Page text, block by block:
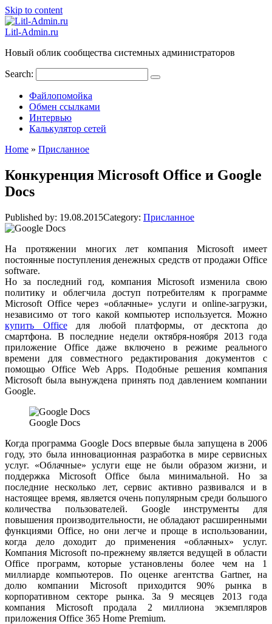
Skip to content
Litl-Admin.ru
Новый облик сообщества системных администраторов
Search:
Файлопомойка
Обмен ссылками
Интервью
Калькулятор сетей
Home » Присланное
Конкуренция Microsoft Office и Google
Docs
Published by: 19.08.2015Category: Присланное
На протяжении многих лет компания Microsoft имеет
постоянные поступления денежных средств от продажи Office
software.
Но за последний год, компания Microsoft изменила свою
политику и облегчила доступ потребителям к программе
Microsoft Office через «облачные» услуги и online-загрузки,
независимо от того какой компьютер используется. Можно
купить Officeдля любой платформы, от десктопа до
смартфона. В последние недели октября-ноября 2013 года
приложение Office даже включено в режиме реального
времени для совместного редактирования документов с
помощью Office Web Apps. Подобные решения компания
Microsoft была вынуждена принять под давлением компании
Google.
Google Docs
Когда программа Google Docs впервые была запущена в 2006
году, это была инновационная разработка в мире сервисных
услуг. «Облачные» услуги еще не были образом жизни, и
поддержка Microsoft Office была минимальной. Но за
последние несколько лет, сервис активно развивался и в
настоящее время, является очень популярным среди большого
количества пользователей. Google инструменты для
повышения производительности, не обладают расширенными
функциями Office, но они легче и проще в использовании,
когда дело доходит до применения «облачных» услуг.
Компания Microsoft по-прежнему является ведущей в области
Office программ, которые установлены более чем на 1
миллиарде компьютеров. По оценке агентства Gartner, на
долю компании Microsoft приходится 90% рынка в
корпоративном секторе рынка. За 9 месяцев 2013 года
компания Microsoft продала 2 миллиона экземпляров
приложения Office 365 Home Premium.